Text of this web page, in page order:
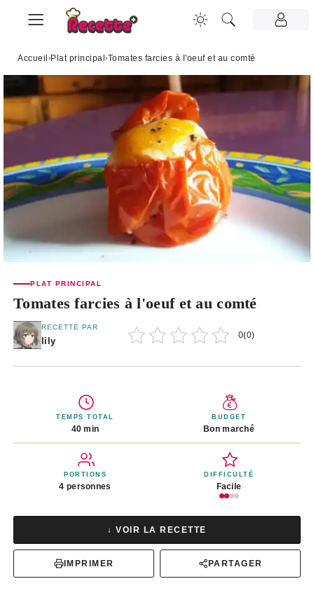
Accueil ›Plat principal ›Tomates farcies à l'oeuf et au comté
PLAT PRINCIPAL
Tomates farcies à l'oeuf et au comté
RECETTE PAR
lily
0(0)
TEMPS TOTAL
40 min
BUDGET
Bon marché
PORTIONS
4 personnes
DIFFICULTÉ
Facile
↓ VOIR LA RECETTE
IMPRIMER PARTAGER